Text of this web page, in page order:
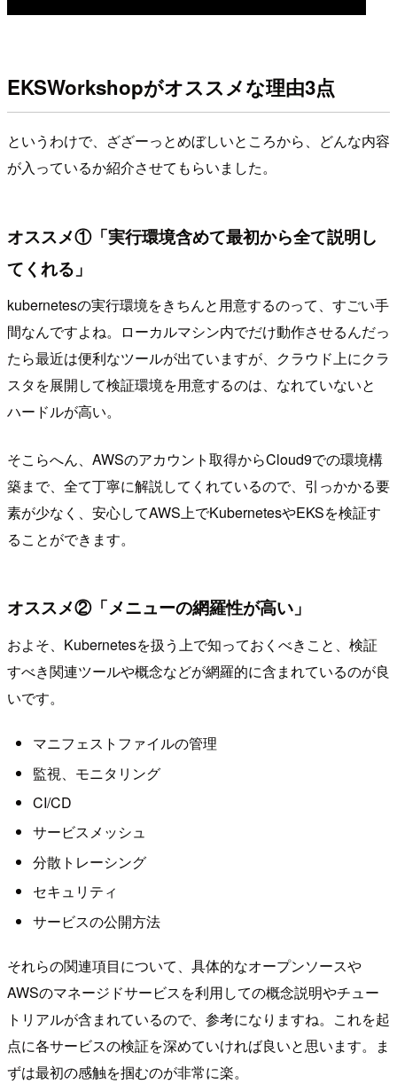
EKSWorkshopがオススメな理由3点
というわけで、ざざーっとめぼしいところから、どんな内容
が入っているか紹介させてもらいました。
オススメ①「実行環境含めて最初から全て説明し
てくれる」
kubernetesの実行環境をきちんと用意するのって、すごい手
間なんですよね。ローカルマシン内でだけ動作させるんだっ
たら最近は便利なツールが出ていますが、クラウド上にクラ
スタを展開して検証環境を用意するのは、なれていないと
ハードルが高い。
そこらへん、AWSのアカウント取得からCloud9での環境構
築まで、全て丁寧に解説してくれているので、引っかかる要
素が少なく、安心してAWS上でKubernetesやEKSを検証す
ることができます。
オススメ②「メニューの網羅性が高い」
およそ、Kubernetesを扱う上で知っておくべきこと、検証
すべき関連ツールや概念などが網羅的に含まれているのが良
いです。
マニフェストファイルの管理
監視、モニタリング
CI/CD
サービスメッシュ
分散トレーシング
セキュリティ
サービスの公開方法
それらの関連項目について、具体的なオープンソースや
AWSのマネージドサービスを利用しての概念説明やチュー
トリアルが含まれているので、参考になりますね。これを起
点に各サービスの検証を深めていければ良いと思います。ま
ずは最初の感触を掴むのが非常に楽。